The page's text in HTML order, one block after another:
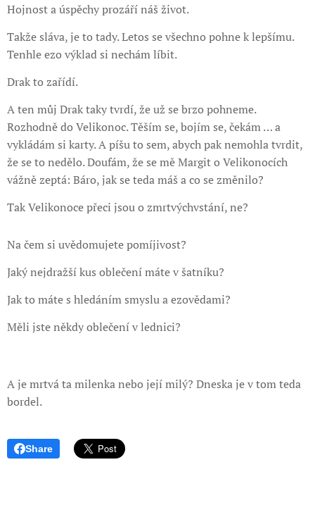
Hojnost a úspěchy prozáří náš život.
Takže sláva, je to tady. Letos se všechno pohne k lepšímu.
Tenhle ezo výklad si nechám líbit.
Drak to zařídí.
A ten můj Drak taky tvrdí, že už se brzo pohneme.
Rozhodně do Velikonoc. Těším se, bojím se, čekám … a
vykládám si karty. A píšu to sem, abych pak nemohla tvrdit,
že se to nedělo. Doufám, že se mě Margit o Velikonocích
vážně zeptá: Báro, jak se teda máš a co se změnilo?
Tak Velikonoce přeci jsou o zmrtvýchvstání, ne?
Na čem si uvědomujete pomíjivost?
Jaký nejdražší kus oblečení máte v šatníku?
Jak to máte s hledáním smyslu a ezovědami?
Měli jste někdy oblečení v lednici?
A je mrtvá ta milenka nebo její milý? Dneska je v tom teda
bordel.
Share